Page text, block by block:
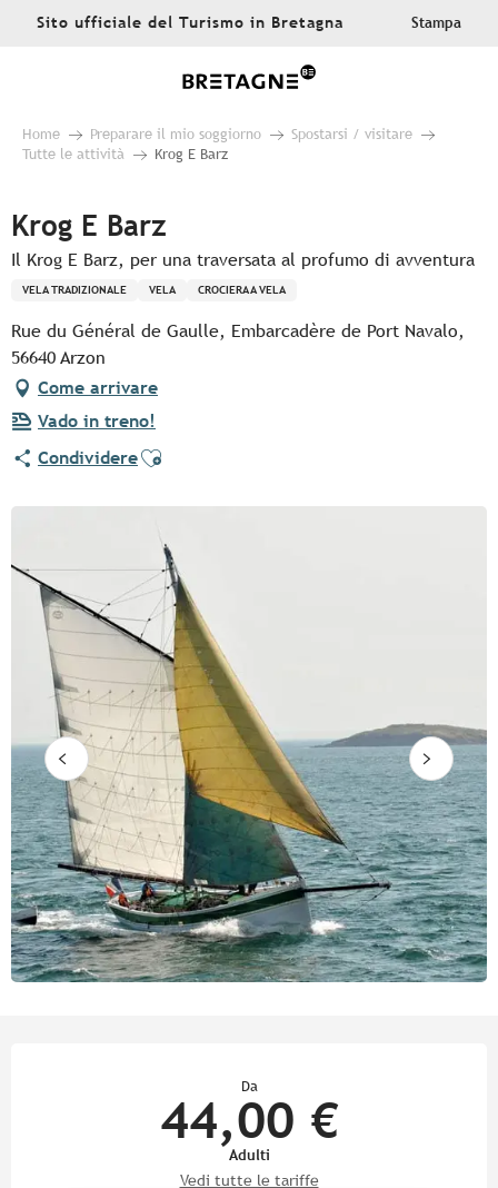
AllerSito ufficiale del Turismo in Bretagna Stampa
Home Preparare il mio soggiorno
Spostarsi / visitare
Tutte le attività
Krog E Barz
Krog E Barz
Il Krog E Barz, per una traversata al profumo di avventura
VELA TRADIZIONALE VELA CROCIERA A VELA
Rue du Général de Gaulle, Embarcadère de Port Navalo,
56640 Arzon
Come arrivare
Vado in treno!
CondividereAjouter aux favoris
Da
44,00 €
Adulti
Vedi tutte le tariffe